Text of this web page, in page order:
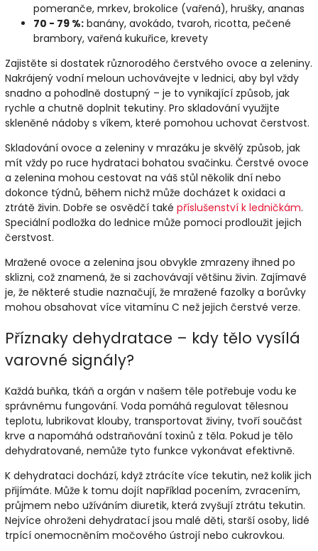
pomeranče, mrkev, brokolice (vařená), hrušky, ananas
70 - 79 %: banány, avokádo, tvaroh, ricotta, pečené
brambory, vařená kukuřice, krevety
Zajistěte si dostatek různorodého čerstvého ovoce a zeleniny.
Nakrájený vodní meloun uchovávejte v lednici, aby byl vždy
snadno a pohodlně dostupný – je to vynikající způsob, jak
rychle a chutně doplnit tekutiny. Pro skladování využijte
skleněné nádoby s víkem, které pomohou uchovat čerstvost.
Skladování ovoce a zeleniny v mrazáku je skvělý způsob, jak
mít vždy po ruce hydrataci bohatou svačinku. Čerstvé ovoce
a zelenina mohou cestovat na váš stůl několik dní nebo
dokonce týdnů, během nichž může docházet k oxidaci a
ztrátě živin. Dobře se osvědčí také příslušenství k ledničkám.
Speciální podložka do lednice může pomoci prodloužit jejich
čerstvost.
Mražené ovoce a zelenina jsou obvykle zmrazeny ihned po
sklizni, což znamená, že si zachovávají většinu živin. Zajímavé
je, že některé studie naznačují, že mražené fazolky a borůvky
mohou obsahovat více vitamínu C než jejich čerstvé verze.
Příznaky dehydratace – kdy tělo vysílá
varovné signály?
Každá buňka, tkáň a orgán v našem těle potřebuje vodu ke
správnému fungování. Voda pomáhá regulovat tělesnou
teplotu, lubrikovat klouby, transportovat živiny, tvoří součást
krve a napomáhá odstraňování toxinů z těla. Pokud je tělo
dehydratované, nemůže tyto funkce vykonávat efektivně.
K dehydrataci dochází, když ztrácíte více tekutin, než kolik jich
přijímáte. Může k tomu dojít například pocením, zvracením,
průjmem nebo užíváním diuretik, která zvyšují ztrátu tekutin.
Nejvíce ohroženi dehydratací jsou malé děti, starší osoby, lidé
trpící onemocněním močového ústrojí nebo cukrovkou.